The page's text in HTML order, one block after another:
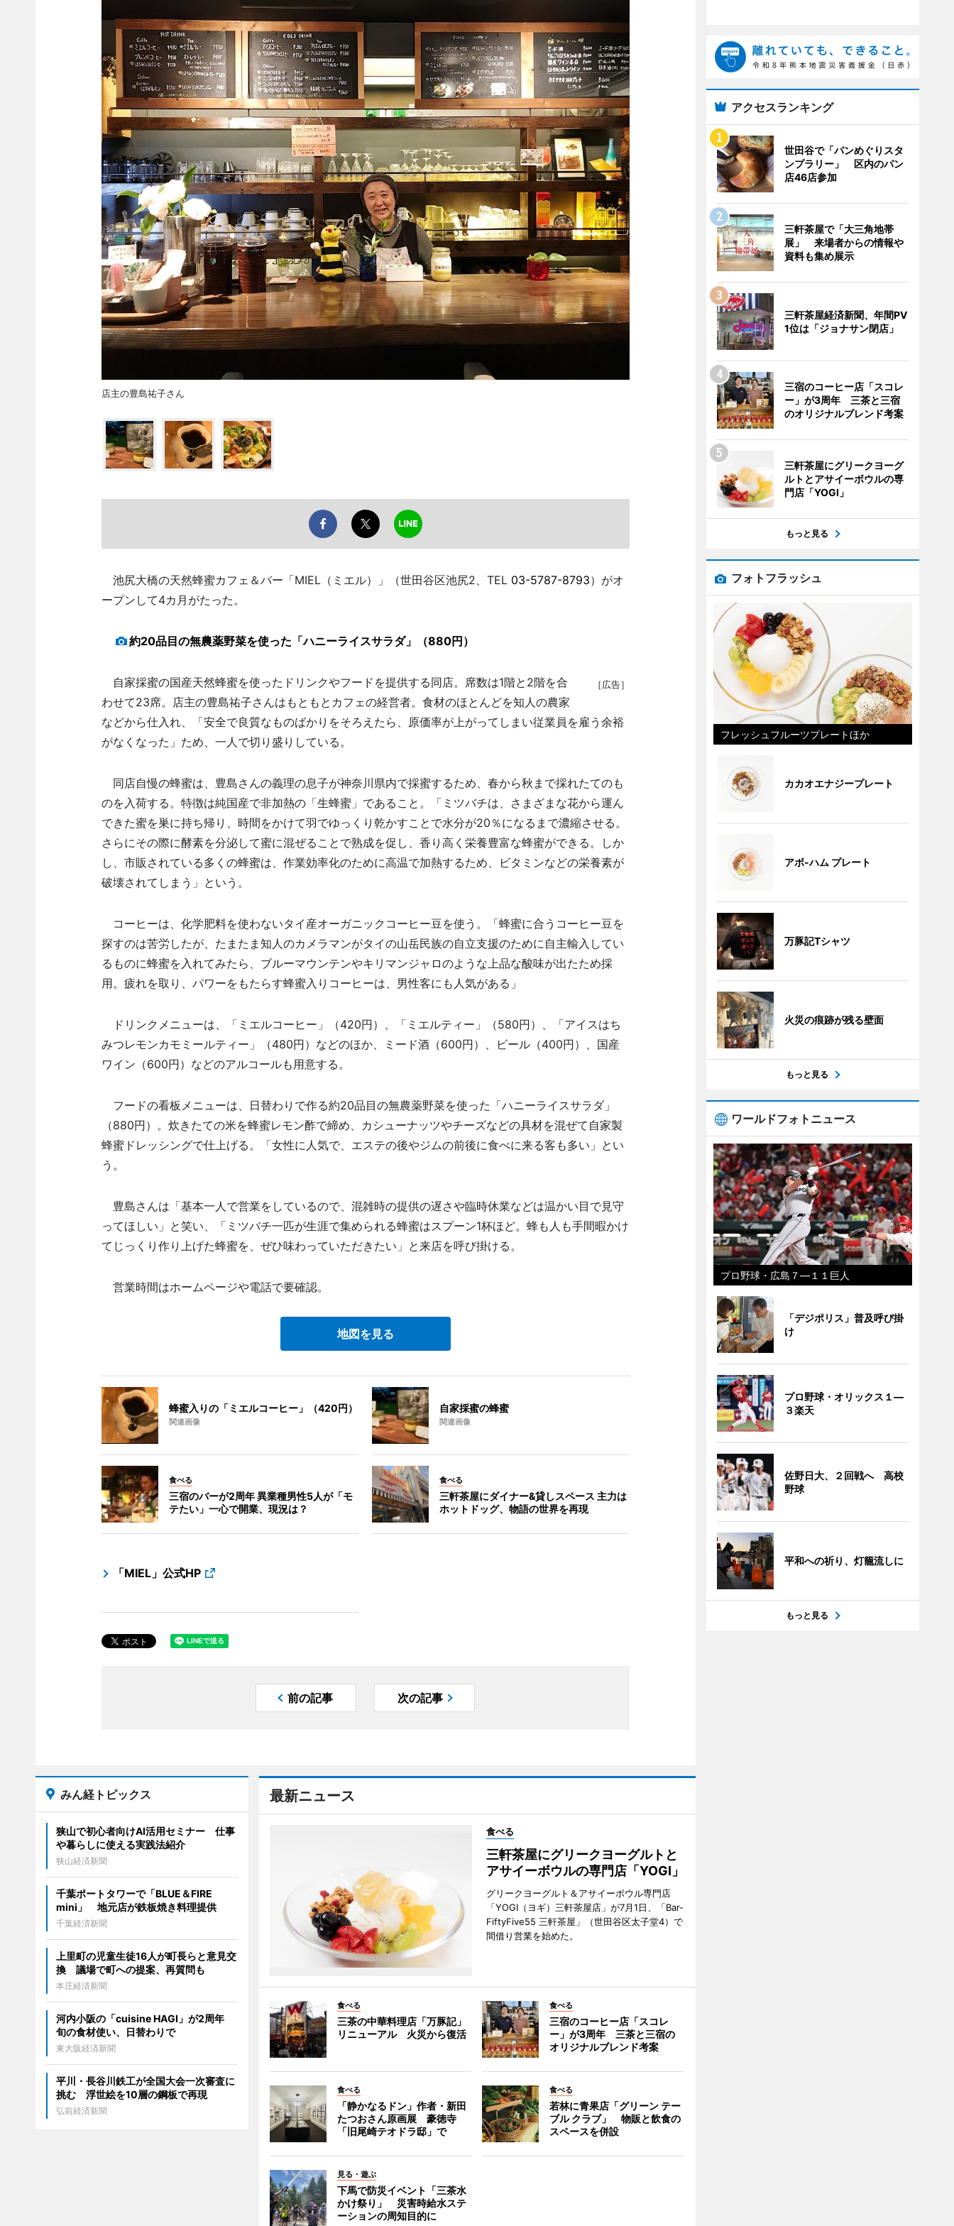
店主の豊島祐子さん
池尻大橋の天然蜂蜜カフェ＆バー「MIEL（ミエル）」（世田谷区池尻2、TEL 03-5787-8793）がオ
ープンして4カ月がたった。
約20品目の無農薬野菜を使った「ハニーライスサラダ」（880円）
［広告］
自家採蜜の国産天然蜂蜜を使ったドリンクやフードを提供する同店。席数は1階と2階を合
わせて23席。店主の豊島祐子さんはもともとカフェの経営者。食材のほとんどを知人の農家
などから仕入れ、「安全で良質なものばかりをそろえたら、原価率が上がってしまい従業員を雇う余裕
がなくなった」ため、一人で切り盛りしている。
同店自慢の蜂蜜は、豊島さんの義理の息子が神奈川県内で採蜜するため、春から秋まで採れたてのも
のを入荷する。特徴は純国産で非加熱の「生蜂蜜」であること。「ミツバチは、さまざまな花から運ん
できた蜜を巣に持ち帰り、時間をかけて羽でゆっくり乾かすことで水分が20％になるまで濃縮させる。
さらにその際に酵素を分泌して蜜に混ぜることで熟成を促し、香り高く栄養豊富な蜂蜜ができる。しか
し、市販されている多くの蜂蜜は、作業効率化のために高温で加熱するため、ビタミンなどの栄養素が
破壊されてしまう」という。
コーヒーは、化学肥料を使わないタイ産オーガニックコーヒー豆を使う。「蜂蜜に合うコーヒー豆を
探すのは苦労したが、たまたま知人のカメラマンがタイの山岳民族の自立支援のために自主輸入してい
るものに蜂蜜を入れてみたら、ブルーマウンテンやキリマンジャロのような上品な酸味が出たため採
用。疲れを取り、パワーをもたらす蜂蜜入りコーヒーは、男性客にも人気がある」
ドリンクメニューは、「ミエルコーヒー」（420円）、「ミエルティー」（580円）、「アイスはち
みつレモンカモミールティー」（480円）などのほか、ミード酒（600円）、ビール（400円）、国産
ワイン（600円）などのアルコールも用意する。
フードの看板メニューは、日替わりで作る約20品目の無農薬野菜を使った「ハニーライスサラダ」
（880円）。炊きたての米を蜂蜜レモン酢で締め、カシューナッツやチーズなどの具材を混ぜて自家製
蜂蜜ドレッシングで仕上げる。「女性に人気で、エステの後やジムの前後に食べに来る客も多い」とい
う。
豊島さんは「基本一人で営業をしているので、混雑時の提供の遅さや臨時休業などは温かい目で見守
ってほしい」と笑い、「ミツバチ一匹が生涯で集められる蜂蜜はスプーン1杯ほど。蜂も人も手間暇かけ
てじっくり作り上げた蜂蜜を、ぜひ味わっていただきたい」と来店を呼び掛ける。
営業時間はホームページや電話で要確認。
地図を見る
蜂蜜入りの「ミエルコーヒー」（420円）
関連画像
自家採蜜の蜂蜜
関連画像
食べる
三宿のバーが2周年 異業種男性5人が「モ
テたい」一心で開業、現況は？
食べる
三軒茶屋にダイナー&貸しスペース 主力は
ホットドッグ、物語の世界を再現
「MIEL」公式HP
前の記事 次の記事
最新ニュース
食べる
三軒茶屋にグリークヨーグルトと
アサイーボウルの専門店「YOGI」
グリークヨーグルト＆アサイーボウル専門店
「YOGI（ヨギ）三軒茶屋店」が7月1日、「Bar-
FiftyFive55 三軒茶屋」（世田谷区太子堂4）で
間借り営業を始めた。
食べる
三茶の中華料理店「万豚記」
リニューアル 火災から復活
食べる
三宿のコーヒー店「スコレ
ー」が3周年 三茶と三宿の
オリジナルブレンド考案
食べる
「静かなるドン」作者・新田
たつおさん原画展 豪徳寺
「旧尾崎テオドラ邸」で
食べる
若林に青果店「グリーン テー
ブル クラブ」 物販と飲食の
スペースを併設
見る・遊ぶ
下馬で防災イベント「三茶水
かけ祭り」 災害時給水ステ
ーションの周知目的に
みん経トピックス
狭山で初心者向けAI活用セミナー 仕事
や暮らしに使える実践法紹介
狭山経済新聞
千葉ポートタワーで「BLUE＆FIRE
mini」 地元店が鉄板焼き料理提供
千葉経済新聞
上里町の児童生徒16人が町長らと意見交
換 議場で町への提案、再質問も
本庄経済新聞
河内小阪の「cuisine HAGI」が2周年
旬の食材使い、日替わりで
東大阪経済新聞
平川・長谷川鉄工が全国大会一次審査に
挑む 浮世絵を10層の鋼板で再現
弘前経済新聞
アクセスランキング
世田谷で「パンめぐりスタ
ンプラリー」 区内のパン
店46店参加
三軒茶屋で「大三角地帯
展」 来場者からの情報や
資料も集め展示
三軒茶屋経済新聞、年間PV
1位は「ジョナサン閉店」
三宿のコーヒー店「スコレ
ー」が3周年 三茶と三宿
のオリジナルブレンド考案
三軒茶屋にグリークヨーグ
ルトとアサイーボウルの専
門店「YOGI」
もっと見る
フォトフラッシュ
フレッシュフルーツプレートほか
カカオエナジープレート
アボ-ハム プレート
万豚記Tシャツ
火災の痕跡が残る壁面
もっと見る
ワールドフォトニュース
プロ野球・広島７―１１巨人
「デジポリス」普及呼び掛
け
プロ野球・オリックス１―
３楽天
佐野日大、２回戦へ 高校
野球
平和への祈り、灯籠流しに
もっと見る